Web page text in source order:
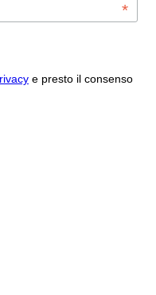
*
e presto il consenso